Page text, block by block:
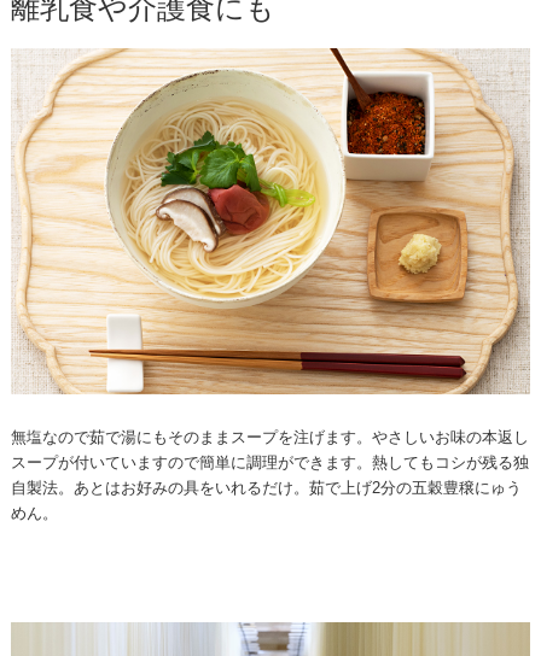
離乳食や介護食にも
無塩なので茹で湯にもそのままスープを注げます。やさしいお味の本返し
スープが付いていますので簡単に調理ができます。熱してもコシが残る独
自製法。あとはお好みの具をいれるだけ。茹で上げ2分の五穀豊穣にゅう
めん。